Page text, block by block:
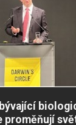
proměňují